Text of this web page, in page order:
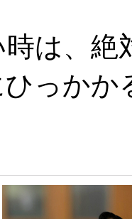
時は、絶
っかか